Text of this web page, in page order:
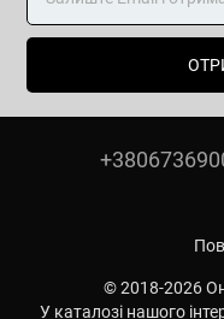
© 2018-2026
У каталозі нашого